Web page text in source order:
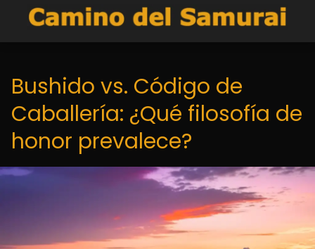
Bushido vs. Código de
Caballería: ¿Qué filosofía de
honor prevalece?